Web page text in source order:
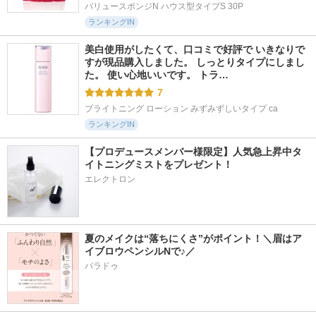
バリュースポンジN ハウス型タイプS 30P
ランキングIN
美白使用がしたくて、口コミで好評で いきなりで
すが現品購入しました。 しっとりタイプにしまし
た。 使い心地いいです。 トラ…
7
ブライトニング ローション みずみずしいタイプ ca
ランキングIN
【プロデュースメンバー様限定】人気急上昇中タ
イトニングミストをプレゼント！
エレクトロン
夏のメイクは“落ちにくさ”がポイント！＼眉はア
イブロウペンシルNで♪／
パラドゥ